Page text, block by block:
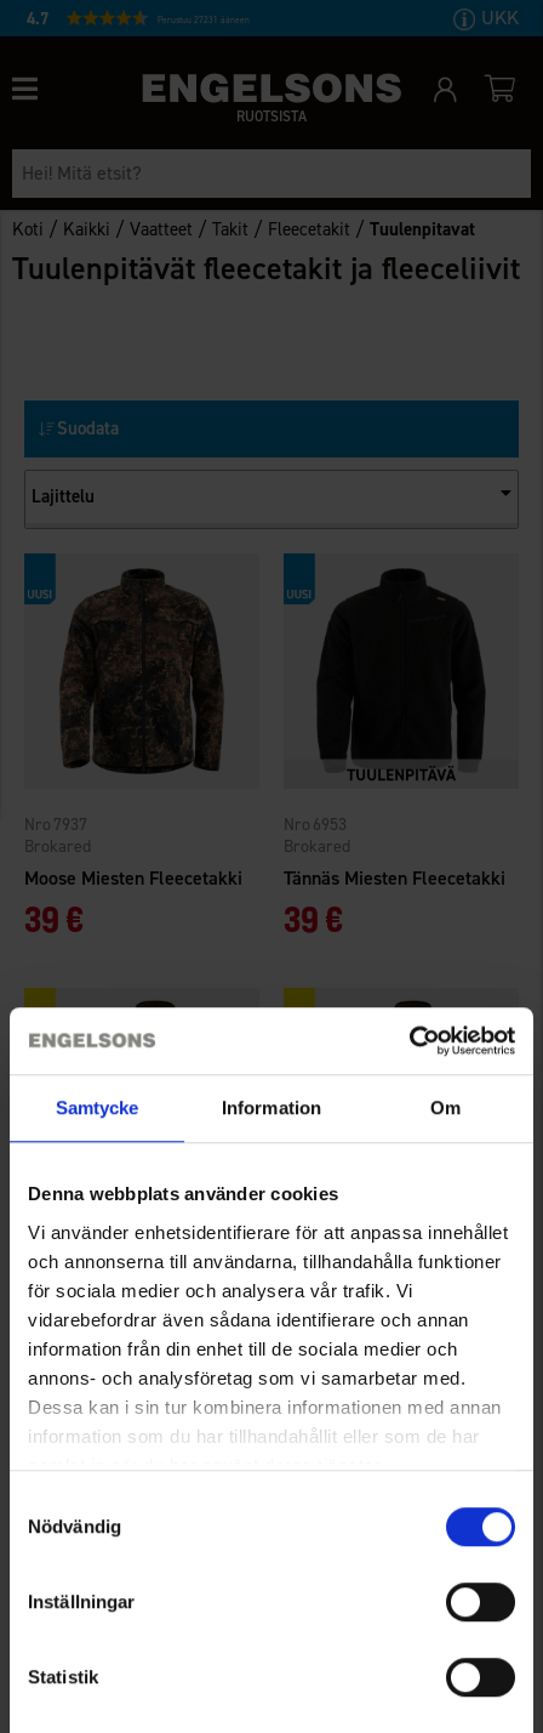
Samtycke Information Om
Denna webbplats använder cookies
Vi använder enhetsidentifierare för att anpassa innehållet
och annonserna till användarna, tillhandahålla funktioner
för sociala medier och analysera vår trafik. Vi
vidarebefordrar även sådana identifierare och annan
information från din enhet till de sociala medier och
annons- och analysföretag som vi samarbetar med.
Dessa kan i sin tur kombinera informationen med annan
information som du har tillhandahållit eller som de har
samlat in när du har använt deras tjänster.
Nödvändig
Inställningar
Statistik
4.7 Perustuu 27231 ääneen UKK
RUOTSISTA
Koti / Kaikki /Vaatteet /Takit / Fleecetakit /Tuulenpitavat
Tuulenpitävät fleecetakit ja fleeceliivit
Suodata
Lajittelu
Moose Miesten Fleecetakki
Brokared
7937
39 €
Tännäs Miesten Fleecetakki
Brokared
6953
39 €
Mittådalen Miesten Fleecetakki
Brokared
1736
49 €
Arvio: 4.6 5:sta tähdestä
Brokared
1737
49 €
Arvio: 4.8 5:sta tähdestä